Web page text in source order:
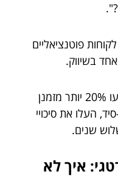
דברו עם 100 לקוחות פוטנציאליים
בשיווק.
מחקרים מראים כי חברות שהשקיעו 20% יותר מזמנן
העלו את סיכויי
איך לא